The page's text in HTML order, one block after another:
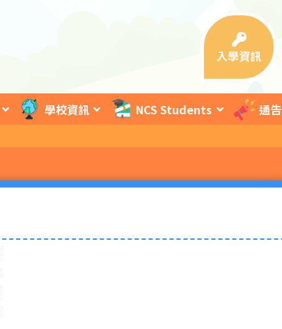
入學資訊
學校資訊 NCS Students 通告